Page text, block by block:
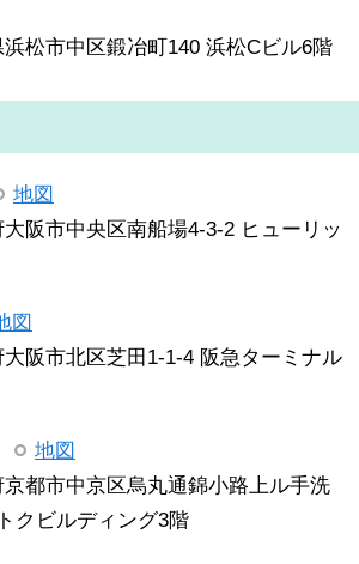
松市中区鍛冶町140 浜松Cビル6階
地図
阪市中央区南船場4-3-2 ヒューリッ
図
大阪市北区芝田1-1-4 阪急ターミナル
地図
京都市中京区烏丸通錦小路上ル手洗
クビルディング3階